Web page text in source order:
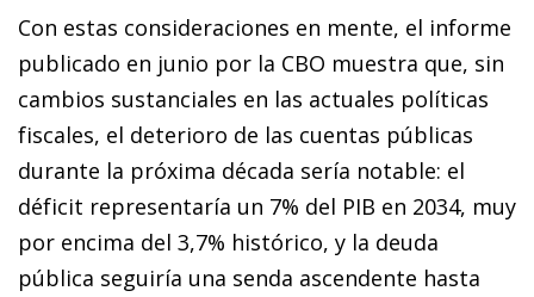
Con estas consideraciones en mente, el informe
publicado en junio por la CBO muestra que, sin
cambios sustanciales en las actuales políticas
fiscales, el deterioro de las cuentas públicas
durante la próxima década sería notable: el
déficit representaría un 7% del PIB en 2034, muy
por encima del 3,7% histórico, y la deuda
pública seguiría una senda ascendente hasta